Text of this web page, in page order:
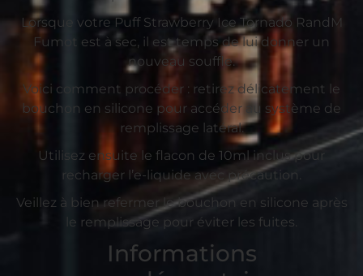
Lorsque votre Puff Strawberry Ice Tornado RandM
Fumot est à sec, il est temps de lui donner un
nouveau souffle.
Voici comment procéder : retirez délicatement le
bouchon en silicone pour accéder au système de
remplissage latéral.
Utilisez ensuite le flacon de 10ml inclus pour
recharger l’e-liquide avec précaution.
Veillez à bien refermer le bouchon en silicone après
le remplissage pour éviter les fuites.
Informations